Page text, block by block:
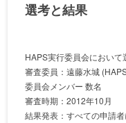
選考と結果
HAPS実行委員会において
審査委員：遠藤水城
委員会メンバー 数名
審査時期：2012年10月
結果発表：すべての申請